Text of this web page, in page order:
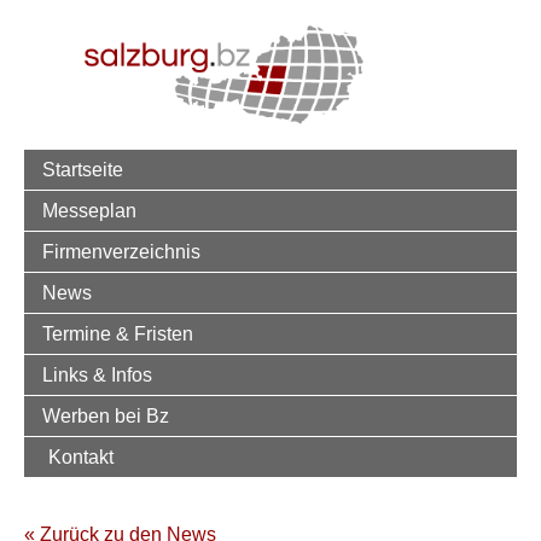
Startseite
Messeplan
Firmenverzeichnis
News
Termine & Fristen
Links & Infos
Werben bei Bz
Kontakt
« Zurück zu den News